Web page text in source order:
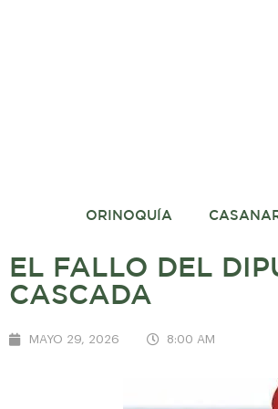
ORINOQUÍA
EL FALLO DEL
CASCADA
MAYO 29, 2026 8:00 AM